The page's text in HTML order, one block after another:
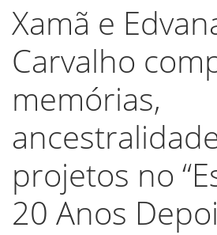
Xamã e
Carvalho
memórias,
projetos no
20 Anos